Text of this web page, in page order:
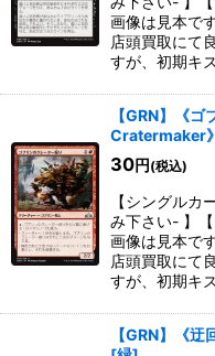
画像は見本で
店頭買取にて
すが、初期キ
【GRN】《
Cratermaker
30円 (税込)
【シングルカ
み下さい- 】
画像は見本で
店頭買取にて
すが、初期キ
【GRN】《